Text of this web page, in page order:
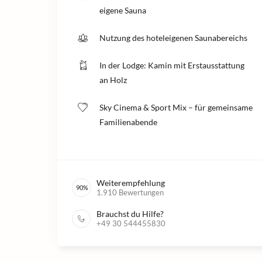
eigene Sauna
Nutzung des hoteleigenen Saunabereichs
In der Lodge: Kamin mit Erstausstattung
an Holz
Sky Cinema & Sport Mix – für gemeinsame
Familienabende
90% Weiterempfehlung
1.910 Bewertungen
Brauchst du Hilfe?
+49 30 544455830